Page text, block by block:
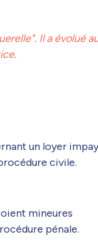
Il a évolué
un loyer
civile.
mineures
pénale.